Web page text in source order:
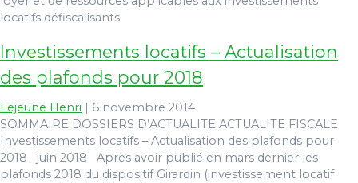
locatifs défiscalisants.
Investissements locatifs – Actualisation
des plafonds pour 2018
Lejeune Henri | 6 novembre 2014
SOMMAIRE DOSSIERS D’ACTUALITE ACTUALITE FISCALE
Investissements locatifs – Actualisation des plafonds pour
2018 juin 2018 Après avoir publié en mars dernier les
plafonds 2018 du dispositif Girardin (investissement locatif